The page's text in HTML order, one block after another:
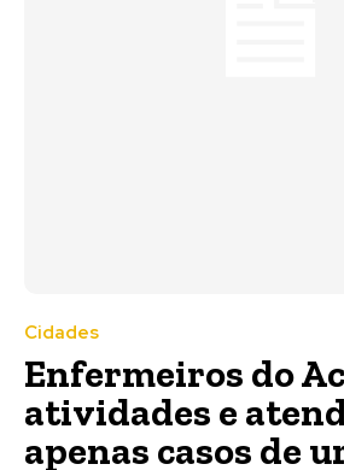
Cidades
Enfermeiros do
atividades e
apenas casos de